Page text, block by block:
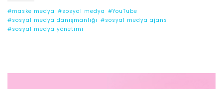
#maske medya #sosyal medya #YouTube
#sosyal medya danışmanlığı #sosyal medya ajansı
#sosyal medya yönetimi